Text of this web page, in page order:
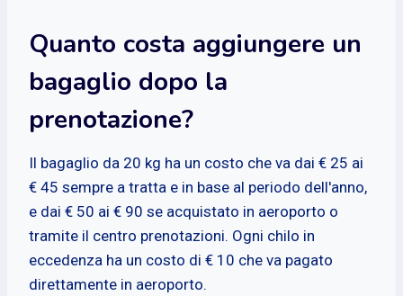
Quanto costa aggiungere un
bagaglio dopo la
prenotazione?
Il bagaglio da 20 kg ha un costo che va dai € 25 ai
€ 45 sempre a tratta e in base al periodo dell'anno,
e dai € 50 ai € 90 se acquistato in aeroporto o
tramite il centro prenotazioni. Ogni chilo in
eccedenza ha un costo di € 10 che va pagato
direttamente in aeroporto.